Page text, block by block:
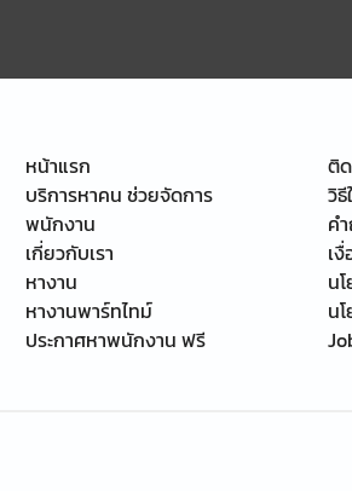
หน้าแรก
บริการหาคน ช่วยจัดการ
พนักงาน
เกี่ยวกับเรา
หางาน
หางานพาร์ทไทม์
ประกาศหาพนักงาน ฟรี
ติ
วิธี
ค
เ
น
น